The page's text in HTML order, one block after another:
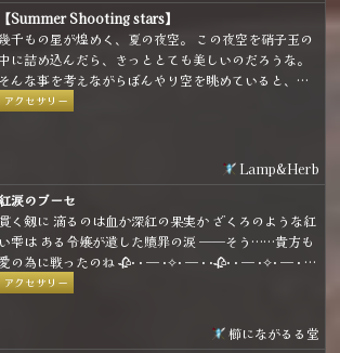
【Summer Shooting stars】
幾千もの星が煌めく、夏の夜空。 この夜空を硝子玉の
中に詰め込んだら、きっととても美しいのだろうな。
そんな事を考えながらぼんやり空を眺めていると、白
青の星がひとつふたつ、きらりと輝いて流れて行っ
アクセサリー
Lamp&Herb
涙のブーセ
く剱に 滴るのは血か深紅の果実か ざくろのような紅
い雫は ある令嬢が遺した贖罪の涙 ──そう……貴方も
愛の為に戦ったのね 🥀· · ─ ·✧· ─ · ·🥀· · ─ ·✧· ─ · ·
イヤーフックです ベースが柔らかい
アクセサリー
櫛にながるる堂